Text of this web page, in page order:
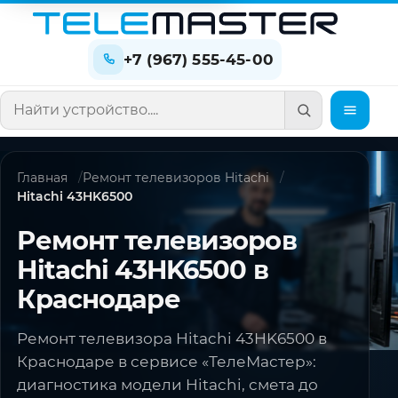
+7 (967) 555-45-00
Поиск по сайту
Главная
Ремонт телевизоров Hitachi
Hitachi 43HK6500
Ремонт телевизоров
Hitachi 43HK6500 в
Краснодаре
Ремонт телевизора Hitachi 43HK6500 в
Краснодаре в сервисе «ТелеМастер»:
диагностика модели Hitachi, смета до